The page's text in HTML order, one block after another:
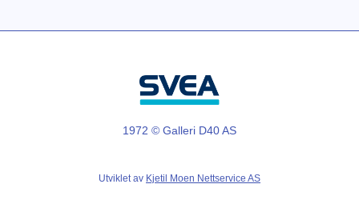
1972 © Galleri D40 AS
Utviklet av Kjetil Moen Nettservice AS